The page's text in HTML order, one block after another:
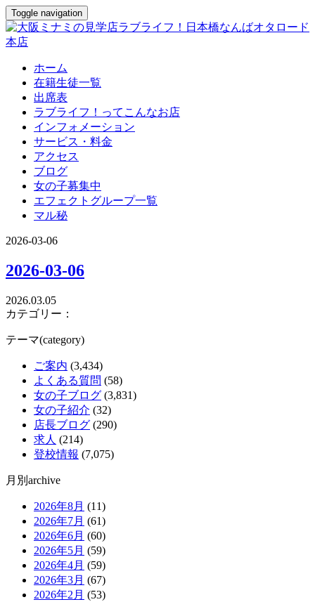
Toggle navigation
ホーム
在籍生徒一覧
出席表
ラブライフ！ってこんなお店
インフォメーション
サービス・料金
アクセス
ブログ
女の子募集中
エフェクトグループ一覧
マル秘
2026-03-06
2026-03-06
2026.03.05
カテゴリー：
テーマ(category)
ご案内 (3,434)
よくある質問 (58)
女の子ブログ (3,831)
女の子紹介 (32)
店長ブログ (290)
求人 (214)
登校情報 (7,075)
月別archive
2026年8月 (11)
2026年7月 (61)
2026年6月 (60)
2026年5月 (59)
2026年4月 (59)
2026年3月 (67)
2026年2月 (53)